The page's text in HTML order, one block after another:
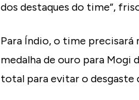
dos destaques do time”,
Para Índio, o time
medalha de ouro para Mogi
total para evitar o desgaste